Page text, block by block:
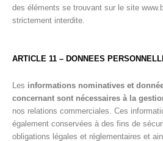
des éléments se trouvant sur le site
strictement interdite.
ARTICLE 11 – DONNEES
Les informations nominatives et
concernant sont nécessaires à la
nos relations commerciales. Ces
également conservées à des fins de
obligations légales et réglementaires et